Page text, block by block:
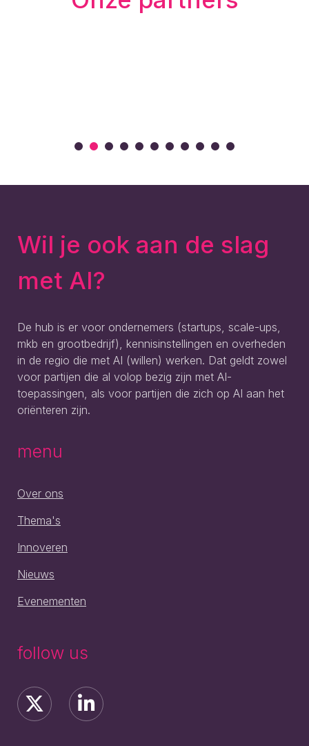
Wil je ook aan de slag
met AI?
De hub is er voor ondernemers (startups, scale-ups,
mkb en grootbedrijf), kennisinstellingen en overheden
in de regio die met AI (willen) werken. Dat geldt zowel
voor partijen die al volop bezig zijn met AI-
toepassingen, als voor partijen die zich op AI aan het
oriënteren zijn.
menu
Over ons
Thema's
Innoveren
Nieuws
Evenementen
follow us